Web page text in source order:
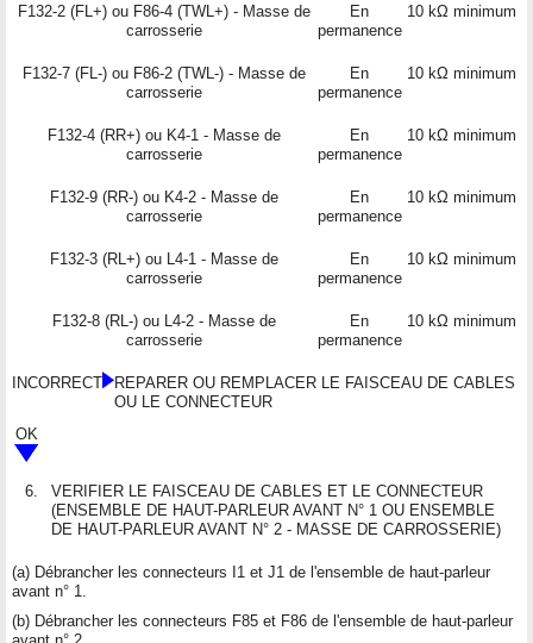
F132-2 (FL+) ou F86-4 (TWL+) - Masse de
carrosserie
En
permanence
10 kΩ minimum
F132-7 (FL-) ou F86-2 (TWL-) - Masse de
carrosserie
En
permanence
10 kΩ minimum
F132-4 (RR+) ou K4-1 - Masse de
carrosserie
En
permanence
10 kΩ minimum
F132-9 (RR-) ou K4-2 - Masse de
carrosserie
En
permanence
10 kΩ minimum
F132-3 (RL+) ou L4-1 - Masse de
carrosserie
En
permanence
10 kΩ minimum
F132-8 (RL-) ou L4-2 - Masse de
carrosserie
En
permanence
10 kΩ minimum
INCORRECT
REPARER OU REMPLACER LE FAISCEAU DE CABLES
OU LE CONNECTEUR
OK
6.
VERIFIER LE FAISCEAU DE CABLES ET LE CONNECTEUR
(ENSEMBLE DE HAUT-PARLEUR AVANT N° 1 OU ENSEMBLE
DE HAUT-PARLEUR AVANT N° 2 - MASSE DE CARROSSERIE)
(a) Débrancher les connecteurs I1 et J1 de l'ensemble de haut-parleur
avant n° 1.
(b) Débrancher les connecteurs F85 et F86 de l'ensemble de haut-parleur